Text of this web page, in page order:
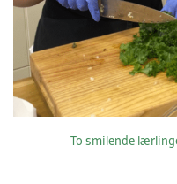
To smilende